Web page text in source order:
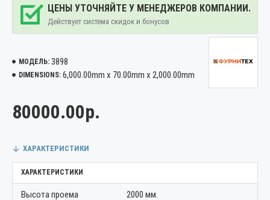
ЦЕНЫ УТОЧНЯЙТЕ У МЕНЕДЖЕРОВ КОМПАНИИ.
Действует система скидок и бонусов
МОДЕЛЬ: 3898
DIMENSIONS: 6,000.00mm x 70.00mm x 2,000.00mm
80000.00р.
ХАРАКТЕРИСТИКИ
ХАРАКТЕРИСТИКИ
Высота проема 2000 мм.